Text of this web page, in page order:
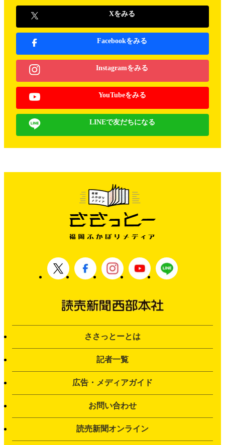
Xをみる
Facebookをみる
Instagramをみる
YouTubeをみる
LINEで友だちになる
ささっとーとは
記者一覧
広告・メディアガイド
お問い合わせ
読売新聞オンライン